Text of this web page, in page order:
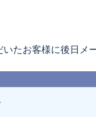
たお客様に後日メ